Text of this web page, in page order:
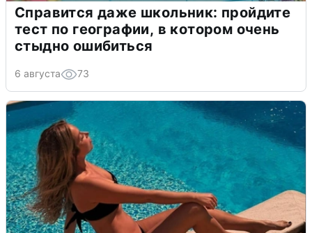
Справится даже школьник: пройдите
тест по географии, в котором очень
стыдно ошибиться
6 августа 73